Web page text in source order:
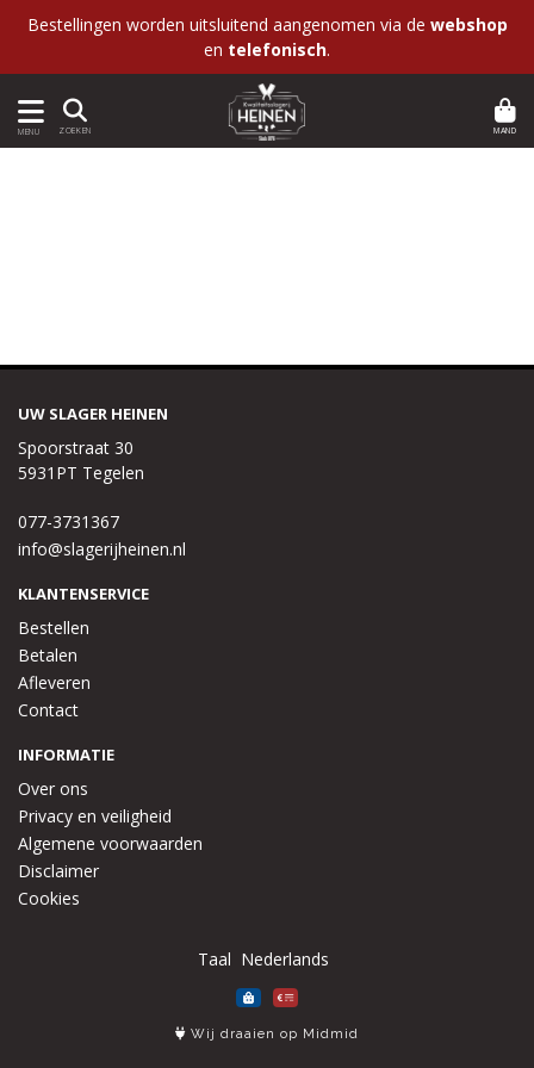
Bestellingen worden uitsluitend aangenomen via de webshop
en telefonisch.
MENU ZOEKEN MAND
UW SLAGER HEINEN
Spoorstraat 30
5931PT Tegelen
077-3731367
info@slagerijheinen.nl
KLANTENSERVICE
Bestellen
Betalen
Afleveren
Contact
INFORMATIE
Over ons
Privacy en veiligheid
Algemene voorwaarden
Disclaimer
Cookies
Taal
Wij draaien op Midmid